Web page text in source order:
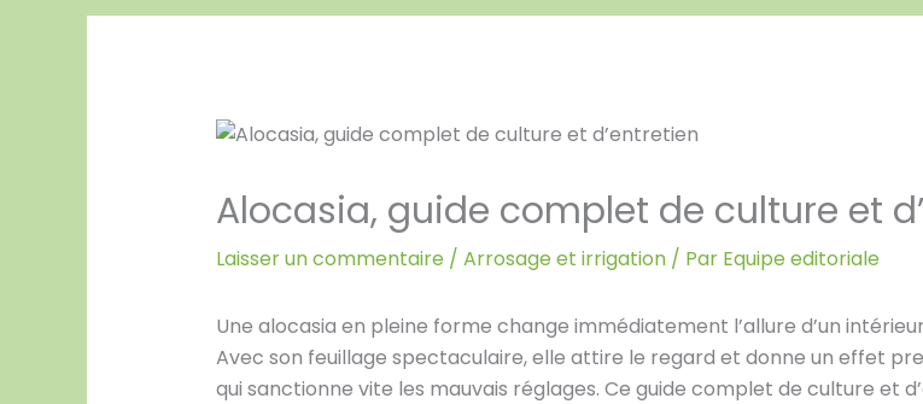
Alocasia, guide complet de culture et
Laisser un commentaire / Arrosage et irrigation/ Par Equipe editoriale
Une alocasia en pleine forme change immédiatement l’allure d’un
Avec son feuillage spectaculaire, elle attire le regard et donne un effet
qui sanctionne vite les mauvais réglages. Ce guide complet de culture et